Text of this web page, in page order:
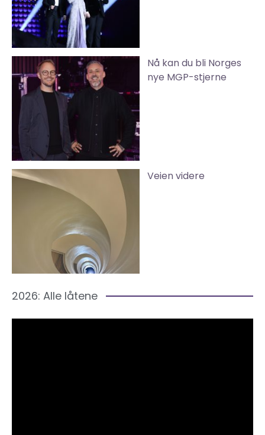
Nå kan du bli Norges
nye MGP-stjerne
Veien videre
2026: Alle låtene